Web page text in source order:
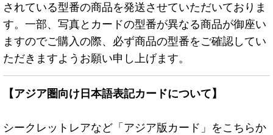
されている型番の商品を発送させていただいておりま
す。一部、写真とカードの型番が異なる商品が御座い
ますのでご購入の際、必ず商品の型番をご確認してい
ただきますようお願い申し上げます。
【アジア圏向け日本語表記カードについて】
シークレットレアなど「アジア版カード」をこちらか